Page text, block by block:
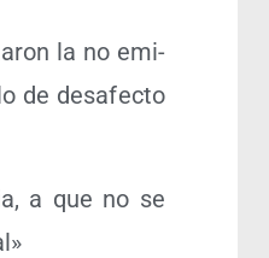
la no emi­
de des­afec­to
a que no se